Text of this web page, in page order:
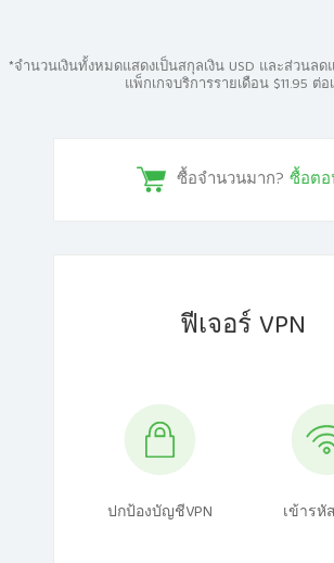
*จำนวนเงินทั้งหมดแสดงเป็นสกุลเงิน USD และส่วนล
แพ็กเกจบริการรายเดือน $11.95 ต่
ซื้อจำนวนมาก? ซื้อต
ฟีเจอร์ VPN
ปกป้องบัญชีVPN เข้ารหั